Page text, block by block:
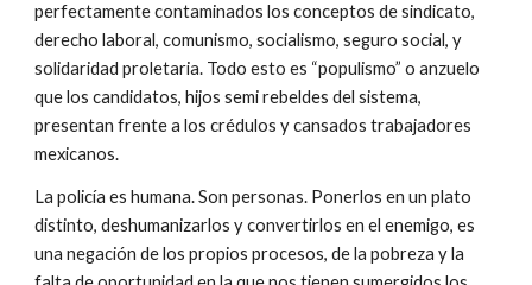
perfectamente contaminados los conceptos de sindicato,
derecho laboral, comunismo, socialismo, seguro social, y
solidaridad proletaria. Todo esto es “populismo” o anzuelo
que los candidatos, hijos semi rebeldes del sistema,
presentan frente a los crédulos y cansados trabajadores
mexicanos.
La policía es humana. Son personas. Ponerlos en un plato
distinto, deshumanizarlos y convertirlos en el enemigo, es
una negación de los propios procesos, de la pobreza y la